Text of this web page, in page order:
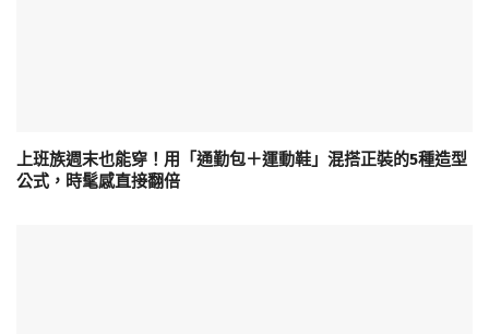
上班族週末也能穿！用「通勤包＋運動鞋」混搭正裝的5種造型
公式，時髦感直接翻倍